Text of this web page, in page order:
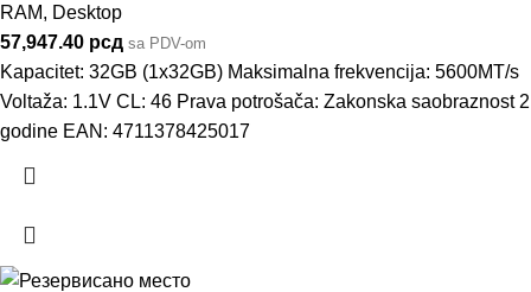
RAM, Desktop
57,947.40 рсд sa PDV-om
Kapacitet: 32GB (1x32GB) Maksimalna frekvencija: 5600MT/s
Voltaža: 1.1V CL: 46 Prava potrošača: Zakonska saobraznost 2
godine EAN: 4711378425017